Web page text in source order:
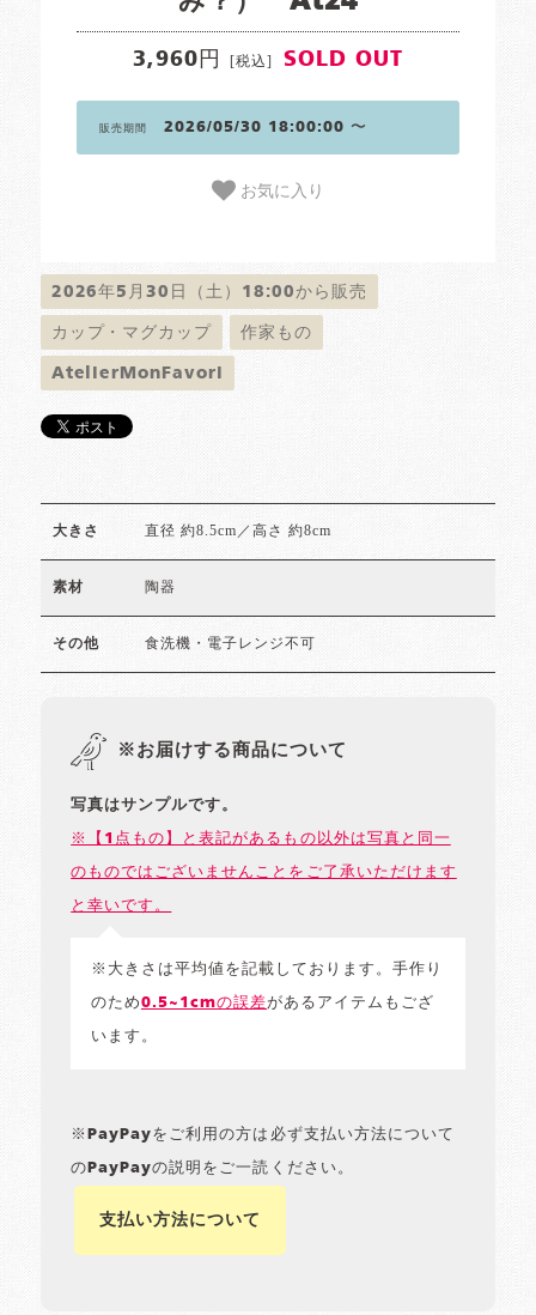
3,960円 [税込] SOLD OUT
販売期間 2026/05/30 18:00:00 〜
お気に入り
2026年5月30日（土）18:00から販売
カップ・マグカップ 作家もの
AtelierMonFavori
大きさ 直径 約8.5cm／高さ 約8cm
素材 陶器
その他 食洗機・電子レンジ不可
※お届けする商品について
写真はサンプルです。
※【1点もの】と表記があるもの以外は写真と同一
のものではございませんことをご了承いただけます
と幸いです。
※大きさは平均値を記載しております。手作り
のため0.5~1cmの誤差があるアイテムもござ
います。
※PayPayをご利用の方は必ず支払い方法について
のPayPayの説明をご一読ください。
支払い方法について